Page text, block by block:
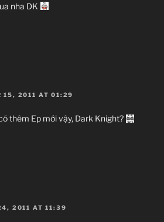
nha DK
15, 2011 AT 01:29
thêm Ep mới vậy, Dark Knight?
2011 AT 11:39